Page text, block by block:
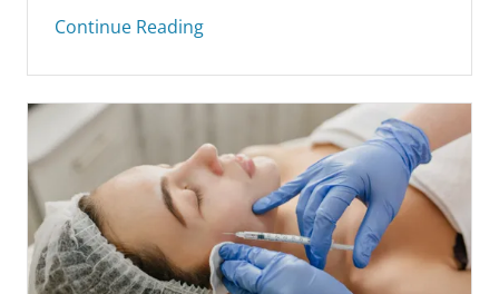
Continue Reading